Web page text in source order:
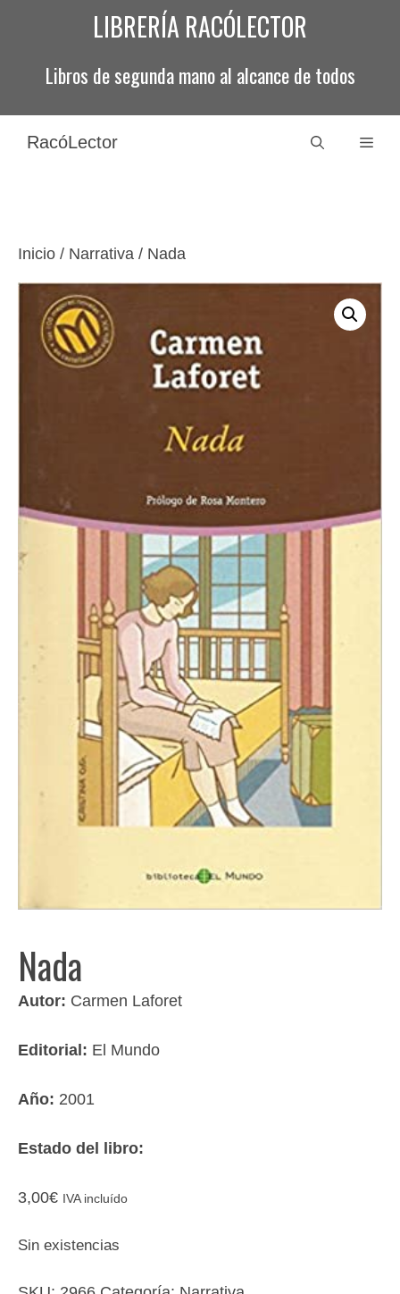
LIBRERÍA RACÓLECTOR
Libros de segunda mano al alcance de todos
RacóLector
Inicio / Narrativa / Nada
Nada
Autor: Carmen Laforet
Editorial: El Mundo
Año: 2001
Estado del libro:
3,00€ IVA incluído
Sin existencias